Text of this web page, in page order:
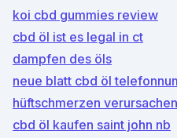
koi cbd gummies review
cbd öl ist es legal in ct
dampfen des öls
neue blatt cbd öl
hüftschmerzen
cbd öl kaufen saint john nb